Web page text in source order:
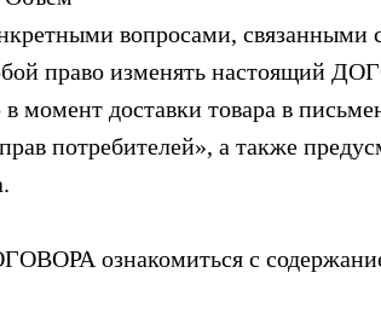
вопросами,
право изменять настоящий
момент доставки товара в
потребителей», а также
ознакомиться с